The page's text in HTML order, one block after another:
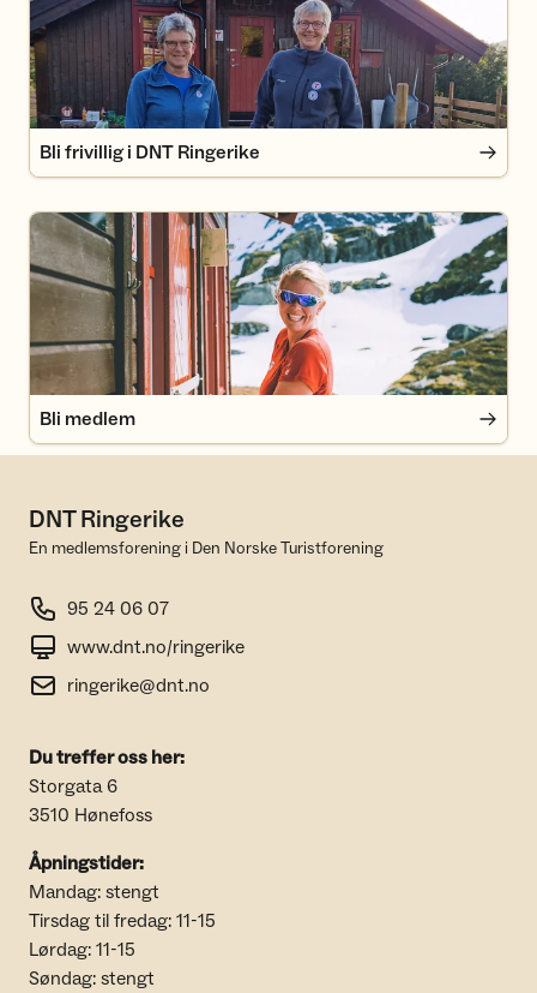
Bli frivillig i DNT Ringerike
Bli medlem
Bli medlem
DNT Ringerike
En medlemsforening i Den Norske Turistforening
95 24 06 07
www.dnt.no/ringerike
ringerike@dnt.no
Du treffer oss her:
Storgata 6
3510 Hønefoss
Åpningstider:
Mandag: stengt
Tirsdag til fredag: 11-15
Lørdag: 11-15
Søndag: stengt